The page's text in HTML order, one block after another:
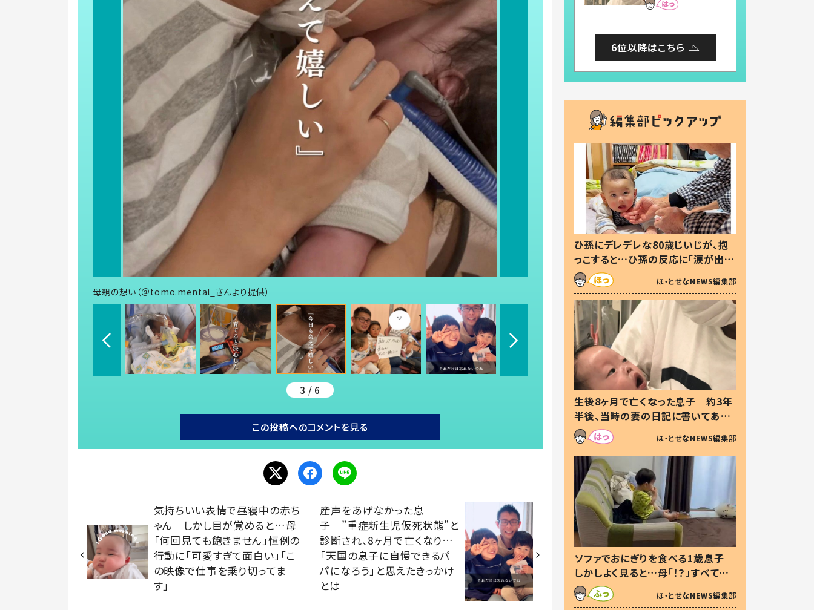
母親の想い（＠tomo.mental_さんより提供）
3 / 6
この投稿へのコメントを見る
気持ちいい表情で昼寝中の赤ち
ゃん しかし目が覚めると…母
「何回見ても飽きません」恒例の
行動に「可愛すぎて面白い」「こ
の映像で仕事を乗り切ってま
す」
産声をあげなかった息
子 ”重症新生児仮死状態”と
診断され、8ヶ月で亡くなり…
「天国の息子に自慢できるパ
パになろう」と思えたきっかけ
とは
に書いてあった本音
6位以降はこちら
ひ孫にデレデレな80歳じいじが、抱
っこすると…ひ孫の反応に「涙が出ま
した」「可愛くて仕方ない」
ほ・とせなNEWS編集部
生後8ヶ月で亡くなった息子 約3年
半後、当時の妻の日記に書いてあっ
た本音とは
ほ・とせなNEWS編集部
ソファでおにぎりを食べる1歳息子
しかしよく見ると…母「！？」すべてを
察した母の投稿に「可愛いから許
す！」「現行犯〜」
ほ・とせなNEWS編集部